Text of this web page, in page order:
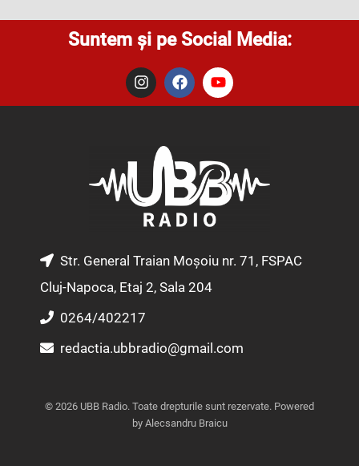
Suntem și pe Social Media:
I
n
s
m
F
a
c
o
k
Y
o
u
e
Str. General Traian Moșoiu nr. 71, FSPAC
Cluj-Napoca, Etaj 2, Sala 204
0264/402217
redactia.ubbradio@gmail.com
© 2026 UBB Radio. Toate drepturile sunt rezervate. Powered
by Alecsandru Braicu